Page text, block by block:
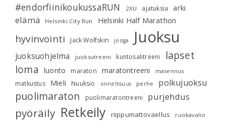
#endorfiinikoukussaRUN 2XU ajatuksia arki
elämä Helsinki City Run Helsinki Half Marathon
hyvinvointi Jack Wolfskin jooga Juoksu
juoksuohjelma juoksutreeni kuntosalitreeni
lapset
loma
luonto maraton maratontreeni masennus
matkustus Mieli Nuuksio onnellisuus perhe polkujuoksu
puolimaraton puolimaratontreeni purjehdus
pyöräily Retkeily riippumattovaellus
ruokavalio